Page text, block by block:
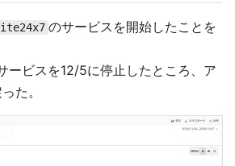
のサービスを開始したことを
ービスを12/5に停止したところ、ア
た。